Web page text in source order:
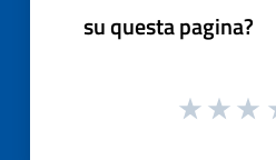
su questa pagina?